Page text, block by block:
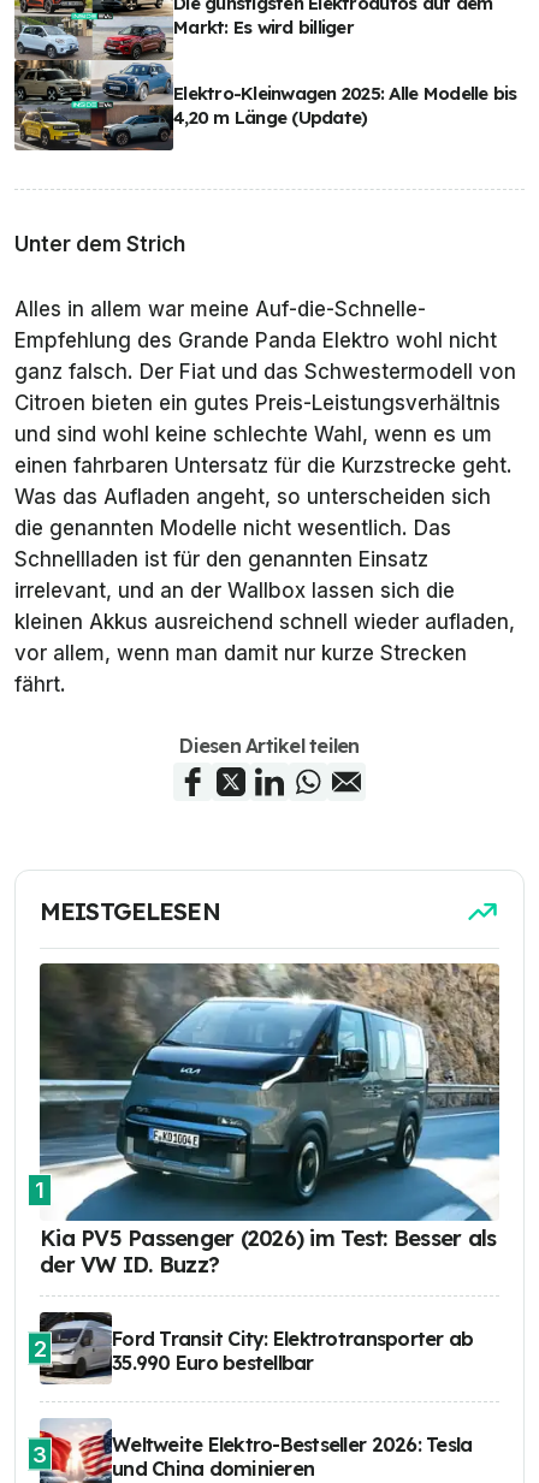
Markt: Es wird billiger
Elektro-Kleinwagen 2025: Alle Modelle bis
4,20 m Länge (Update)
Unter dem Strich
Alles in allem war meine Auf-die-Schnelle-
Empfehlung des Grande Panda Elektro wohl nicht
ganz falsch. Der Fiat und das Schwestermodell von
Citroen bieten ein gutes Preis-Leistungsverhältnis
und sind wohl keine schlechte Wahl, wenn es um
einen fahrbaren Untersatz für die Kurzstrecke geht.
Was das Aufladen angeht, so unterscheiden sich
die genannten Modelle nicht wesentlich. Das
Schnellladen ist für den genannten Einsatz
irrelevant, und an der Wallbox lassen sich die
kleinen Akkus ausreichend schnell wieder aufladen,
vor allem, wenn man damit nur kurze Strecken
fährt.
Diesen Artikel teilen
MEISTGELESEN
1
Kia PV5 Passenger (2026) im Test: Besser als
der VW ID. Buzz?
2
Ford Transit City: Elektrotransporter ab
35.990 Euro bestellbar
3
Weltweite Elektro-Bestseller 2026: Tesla
und China dominieren